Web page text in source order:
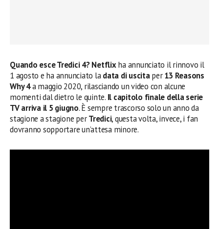
Quando esce Tredici 4? Netflixha annunciato il rinnovo il
1 agosto e ha annunciato ladata di uscitaper13 Reasons
Why 4a maggio 2020, rilasciando un video con alcune
momenti dal dietro le quinte. Il capitolo finale della serie
TV arriva il 5 giugno. È sempre trascorso solo un anno da
stagione a stagione perTredici, questa volta, invece, i fan
dovranno sopportare un’attesa minore.